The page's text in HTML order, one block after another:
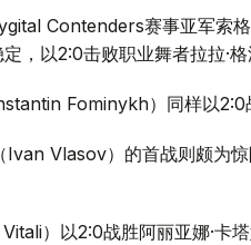
Contenders赛事亚军索
，以2:0击败职业舞者拉拉·
Fominykh）同样以2:0
Ivan Vlasov）的首战则颇为
）以2:0战胜阿丽亚娜·卡